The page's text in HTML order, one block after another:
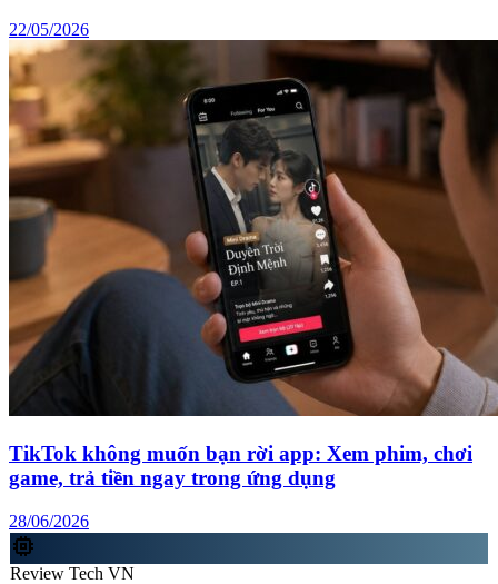
22/05/2026
TikTok không muốn bạn rời app: Xem phim, chơi
game, trả tiền ngay trong ứng dụng
28/06/2026
memory
Review Tech VN